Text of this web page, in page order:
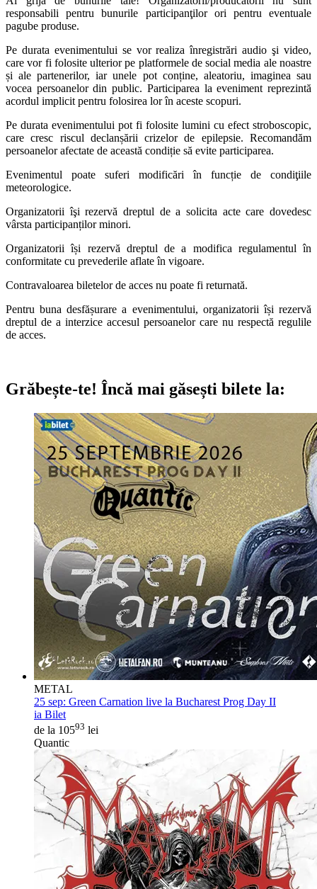
responsabili pentru bunurile participanţilor ori pentru eventuale
pagube produse.
Pe durata evenimentului se vor realiza înregistrări audio şi video,
care vor fi folosite ulterior pe platformele de social media ale noastre
și ale partenerilor, iar unele pot conține, aleatoriu, imaginea sau
vocea persoanelor din public. Participarea la eveniment reprezintă
acordul implicit pentru folosirea lor în aceste scopuri.
Pe durata evenimentului pot fi folosite lumini cu efect stroboscopic,
care cresc riscul declanșării crizelor de epilepsie. Recomandăm
persoanelor afectate de această condiție să evite participarea.
Evenimentul poate suferi modificări în funcție de condiţiile
meteorologice.
Organizatorii îşi rezervă dreptul de a solicita acte care dovedesc
vârsta participanților minori.
Organizatorii își rezervă dreptul de a modifica regulamentul în
conformitate cu prevederile aflate în vigoare.
Contravaloarea biletelor de acces nu poate fi returnată.
Pentru buna desfășurare a evenimentului, organizatorii își rezervă
dreptul de a interzice accesul persoanelor care nu respectă regulile
de acces.
Grăbește-te! Încă mai găsești bilete la:
METAL
25 sep: Green Carnation live la Bucharest Prog Day II
ia Bilet
de la 10593 lei
Quantic